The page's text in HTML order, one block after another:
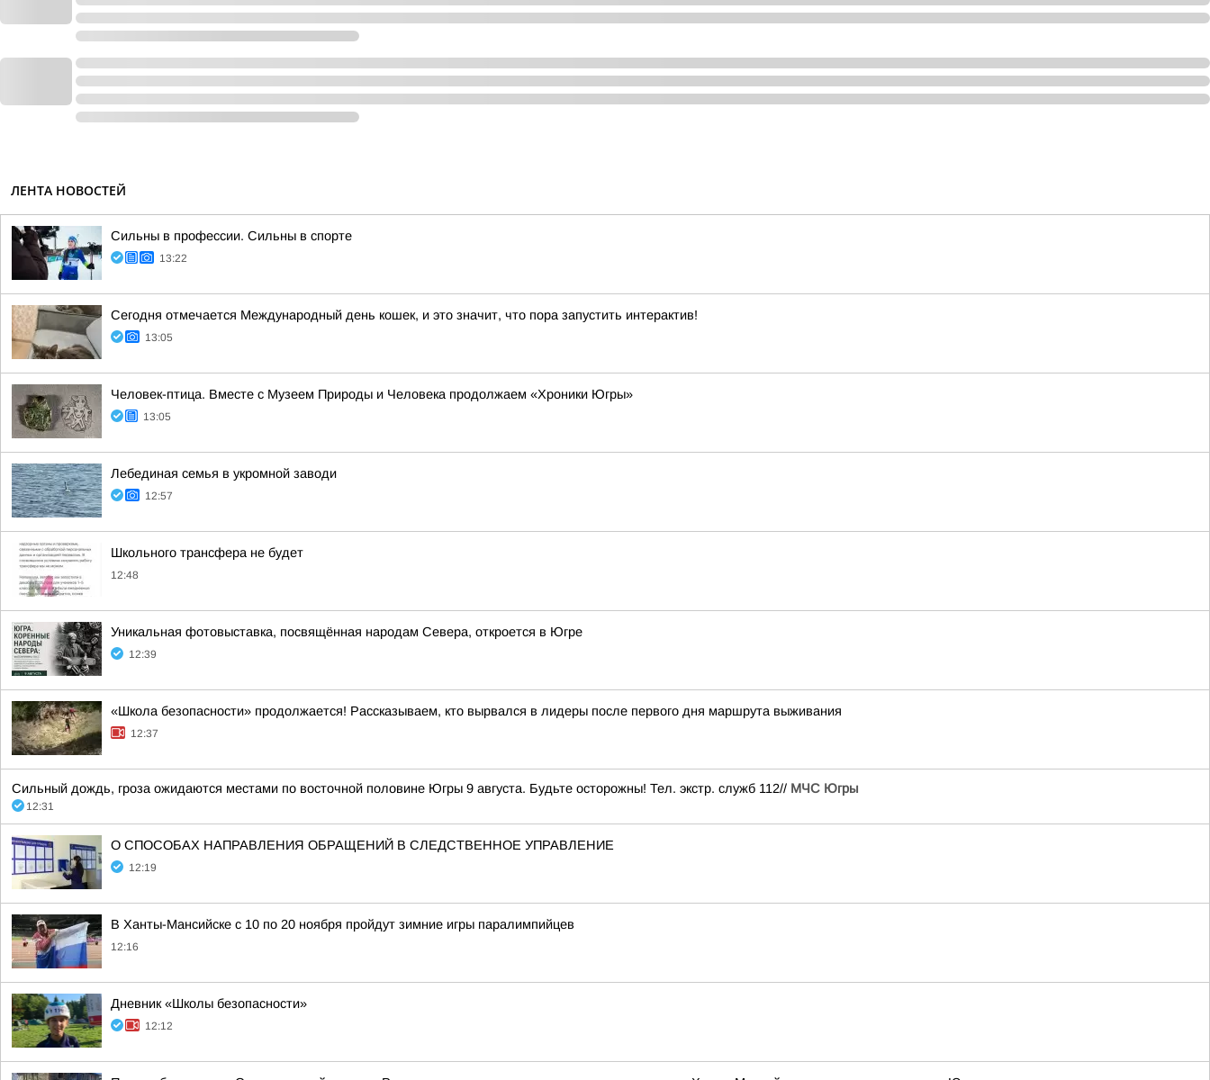
ЛЕНТА НОВОСТЕЙ
Сильны в профессии. Сильны в спорте
13:22
Сегодня отмечается Международный день кошек, и это значит, что пора запустить интерактив!
13:05
Человек-птица. Вместе с Музеем Природы и Человека продолжаем «Хроники Югры»
13:05
Лебединая семья в укромной заводи
12:57
Школьного трансфера не будет
12:48
Уникальная фотовыставка, посвящённая народам Севера, откроется в Югре
12:39
«Школа безопасности» продолжается! Рассказываем, кто вырвался в лидеры после первого дня маршрута выживания
12:37
Сильный дождь, гроза ожидаются местами по восточной половине Югры 9 августа. Будьте осторожны! Тел. экстр. служб 112// МЧС Югры
12:31
О СПОСОБАХ НАПРАВЛЕНИЯ ОБРАЩЕНИЙ В СЛЕДСТВЕННОЕ УПРАВЛЕНИЕ
12:19
В Ханты-Мансийске с 10 по 20 ноября пройдут зимние игры паралимпийцев
12:16
Дневник «Школы безопасности»
12:12